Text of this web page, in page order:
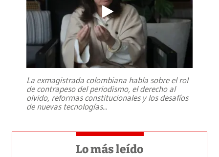
La exmagistrada colombiana habla sobre el rol
de contrapeso del periodismo, el derecho al
olvido, reformas constitucionales y los desafíos
de nuevas tecnologías...
Lo más leído